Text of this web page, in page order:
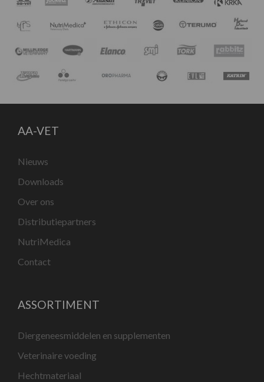
AA-VET
Nieuws
Downloads
Over ons
Distributiepartners
NutriMedica
Contact
ASSORTIMENT
Diergeneesmiddelen en supplementen
Veterinaire voeding
Hechtmateriaal